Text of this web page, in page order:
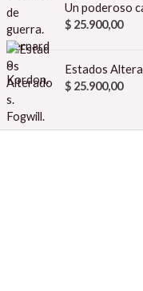
Un poderoso
$25.900,00
Estados
$25.900,00